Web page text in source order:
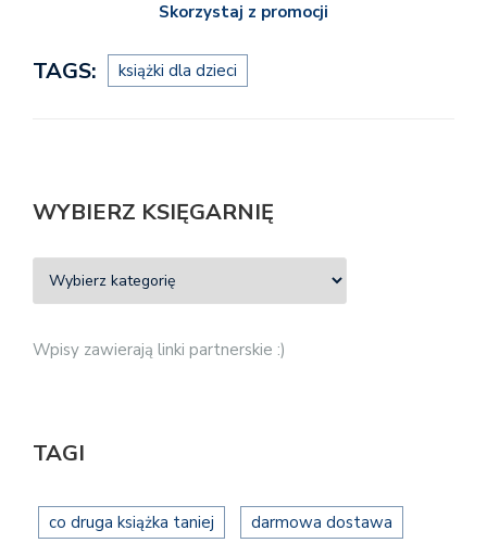
Skorzystaj z promocji
TAGS: książki dla dzieci
WYBIERZ KSIĘGARNIĘ
Wpisy zawierają linki partnerskie :)
TAGI
co druga książka taniej darmowa dostawa